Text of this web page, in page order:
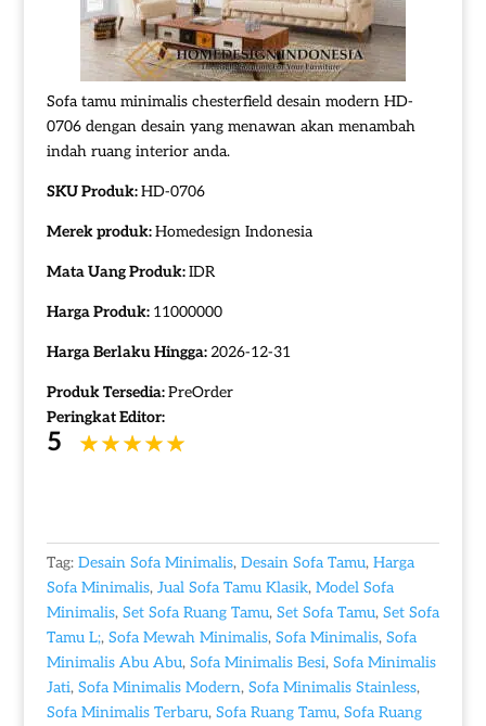
Sofa tamu minimalis chesterfield desain modern HD-
0706 dengan desain yang menawan akan menambah
indah ruang interior anda.
SKU Produk:HD-0706
Merek produk:Homedesign Indonesia
Mata Uang Produk:IDR
Harga Produk: 11000000
Harga Berlaku Hingga:2026-12-31
Produk Tersedia:PreOrder
Peringkat Editor:
5
Tag: Desain Sofa Minimalis, Desain Sofa Tamu, Harga
Sofa Minimalis, Jual Sofa Tamu Klasik, Model Sofa
Minimalis, Set Sofa Ruang Tamu, Set Sofa Tamu, Set Sofa
Tamu L;, Sofa Mewah Minimalis, Sofa Minimalis, Sofa
Minimalis Abu Abu, Sofa Minimalis Besi, Sofa Minimalis
Jati, Sofa Minimalis Modern, Sofa Minimalis Stainless,
Sofa Minimalis Terbaru, Sofa Ruang Tamu, Sofa Ruang